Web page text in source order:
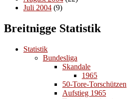
Juli 2004 (9)
Breitnigge Statistik
Statistik
Bundesliga
Skandale
1965
50-Tore-Torschützen
Aufstieg 1965